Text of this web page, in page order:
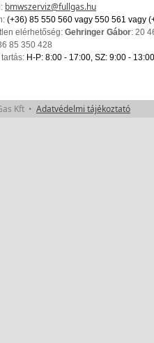
bmwszerviz@fullgas.hu
(+36) 85 550 560 vagy 550 561 vagy
elérhetőség: Gehringer Gábor: 20
85 350 428
H-P: 8:00 - 17:00, SZ: 9:00 - 13:00
Kft • Adatvédelmi tájékoztató